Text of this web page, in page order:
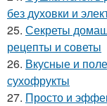
без духовки и
25. Секреты
рецепты и советы
26. Вкусные и
сухофрукты
27. Просто и